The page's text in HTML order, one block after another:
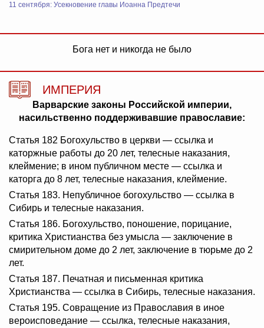
11 сентября: Усекновение главы Иоанна Предтечи
Бога нет и никогда не было
ИМПЕРИЯ
Варварские законы Российской империи,
насильственно поддерживавшие православие:
Статья 182 Богохульство в церкви — ссылка и
каторжные работы до 20 лет, телесные наказания,
клеймение; в ином публичном месте — ссылка и
каторга до 8 лет, телесные наказания, клеймение.
Статья 183. Непубличное богохульство — ссылка в
Сибирь и телесные наказания.
Статья 186. Богохульство, поношение, порицание,
критика Христианства без умысла — заключение в
смирительном доме до 2 лет, заключение в тюрьме до 2
лет.
Статья 187. Печатная и письменная критика
Христианства — ссылка в Сибирь, телесные наказания.
Статья 195. Совращение из Православия в иное
вероисповедание — ссылка, телесные наказания,